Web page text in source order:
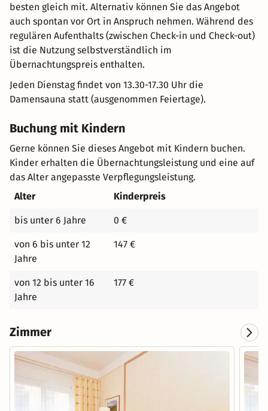
besten gleich mit. Alternativ können Sie das Angebot
auch spontan vor Ort in Anspruch nehmen. Während des
regulären Aufenthalts (zwischen Check-in und Check-out)
ist die Nutzung selbstverständlich im
Übernachtungspreis enthalten.
Jeden Dienstag findet von 13.30-17.30 Uhr die
Damensauna statt (ausgenommen Feiertage).
Buchung mit Kindern
Gerne können Sie dieses Angebot mit Kindern buchen.
Kinder erhalten die Übernachtungsleistung und eine auf
das Alter angepasste Verpflegungsleistung.
Alter
Kinderpreis
bis unter 6 Jahre 0 €
von 6 bis unter 12
Jahre
147 €
von 12 bis unter 16
Jahre
177 €
Zimmer